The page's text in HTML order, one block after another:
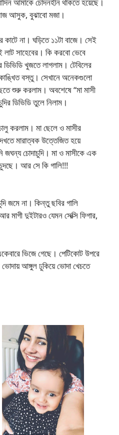
আজ আসুক, বুঝাবো মজা।
না। ঘড়িতে ১১টা বাজে। সেই
সাহেবের। কি করবো ভেবে
ডিভিডি খুজতে লাগলাম। টেবিলের
কাঙ্খিত বস্তু। সেখানে অনেকগুলো
শুরু করলাম। অবশেষে “মা মাসী
ডিভিডি তুলে নিলাম।
করলাম। মা ছেলে ও মাসীর
মারাত্বক উত্তেজিত হয়ে
জঘন্য চোদাচুদি। মা ও মাসীকে এক
চুদছে। আর সে কি গালি!!!
জমে না। কিন্তু ছবির গালি
দুইটারও যেমন সেক্সি ফিগার,
ভিজে গেছে। পেটিকোট উপরে
আঙ্গুল ঢুকিয়ে ভোদা খেচতে